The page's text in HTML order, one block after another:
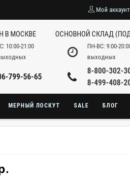
Мой аккаунт
В МОСКВЕ
10:00-21:00
799-56-65
ОСНОВНОЙ СКЛАД
ПН-ВС: 9:00-
выходных
8-800-302-
8-499-408-
МЕРНЫЙ ЛОСКУТ SALE БЛОГ